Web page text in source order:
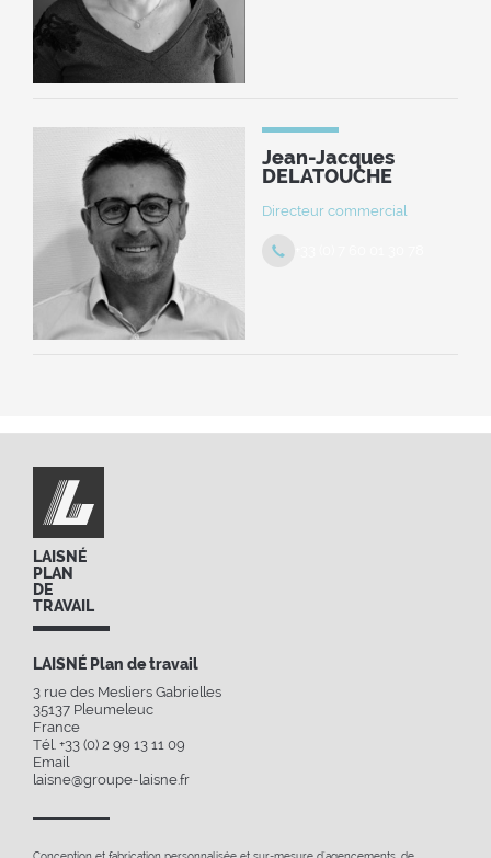
Jean-Jacques
DELATOUCHE
Directeur commercial
LAISNÉ
PLAN
DE
TRAVAIL
LAISNÉ Plan de travail
3 rue des Mesliers Gabrielles
35137 Pleumeleuc
France
Tél. +33 (0) 2 99 13 11 09
Email
laisne@groupe-laisne.fr